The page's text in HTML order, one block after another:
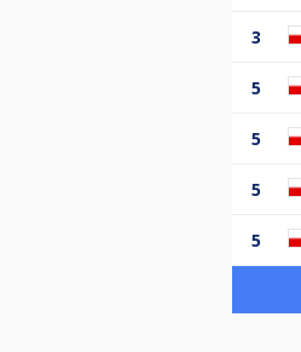
3
5
5
5
5